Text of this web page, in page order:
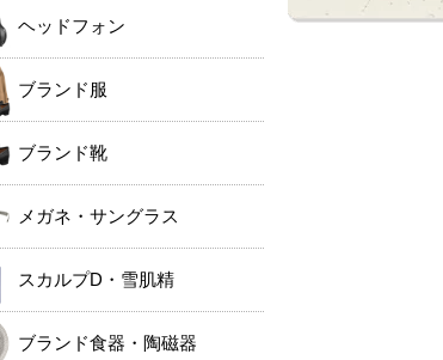
ヘッドフォン
ブランド服
ブランド靴
メガネ・サングラス
スカルプD・雪肌精
ブランド食器・陶磁器